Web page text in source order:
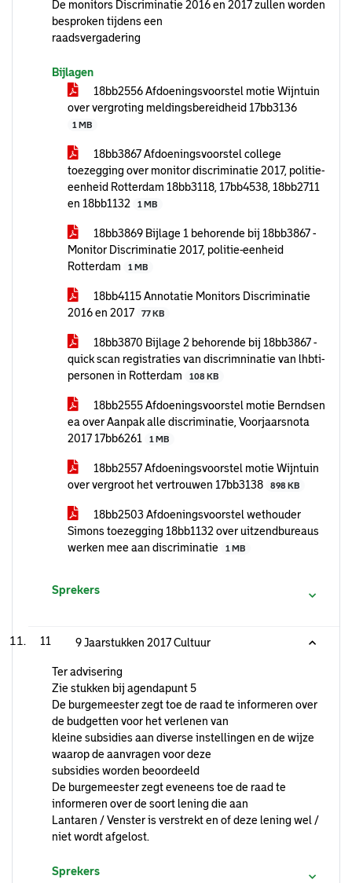
De monitors Discriminatie 2016 en 2017 zullen worden
besproken tijdens een
raadsvergadering
Bijlagen
18bb2556 Afdoeningsvoorstel motie Wijntuin
over vergroting meldingsbereidheid 17bb3136
1 MB
18bb3867 Afdoeningsvoorstel college
toezegging over monitor discriminatie 2017, politie-
eenheid Rotterdam 18bb3118, 17bb4538, 18bb2711
en 18bb1132
1 MB
18bb3869 Bijlage 1 behorende bij 18bb3867 -
Monitor Discriminatie 2017, politie-eenheid
Rotterdam
1 MB
18bb4115 Annotatie Monitors Discriminatie
2016 en 2017
77 KB
18bb3870 Bijlage 2 behorende bij 18bb3867 -
quick scan registraties van discrimninatie van lhbti-
personen in Rotterdam
108 KB
18bb2555 Afdoeningsvoorstel motie Berndsen
ea over Aanpak alle discriminatie, Voorjaarsnota
2017 17bb6261
1 MB
18bb2557 Afdoeningsvoorstel motie Wijntuin
over vergroot het vertrouwen 17bb3138
898 KB
18bb2503 Afdoeningsvoorstel wethouder
Simons toezegging 18bb1132 over uitzendbureaus
werken mee aan discriminatie
1 MB
Sprekers
11 9 Jaarstukken 2017 Cultuur
Ter advisering
Zie stukken bij agendapunt 5
De burgemeester zegt toe de raad te informeren over
de budgetten voor het verlenen van
kleine subsidies aan diverse instellingen en de wijze
waarop de aanvragen voor deze
subsidies worden beoordeeld
De burgemeester zegt eveneens toe de raad te
informeren over de soort lening die aan
Lantaren / Venster is verstrekt en of deze lening wel /
niet wordt afgelost.
Sprekers